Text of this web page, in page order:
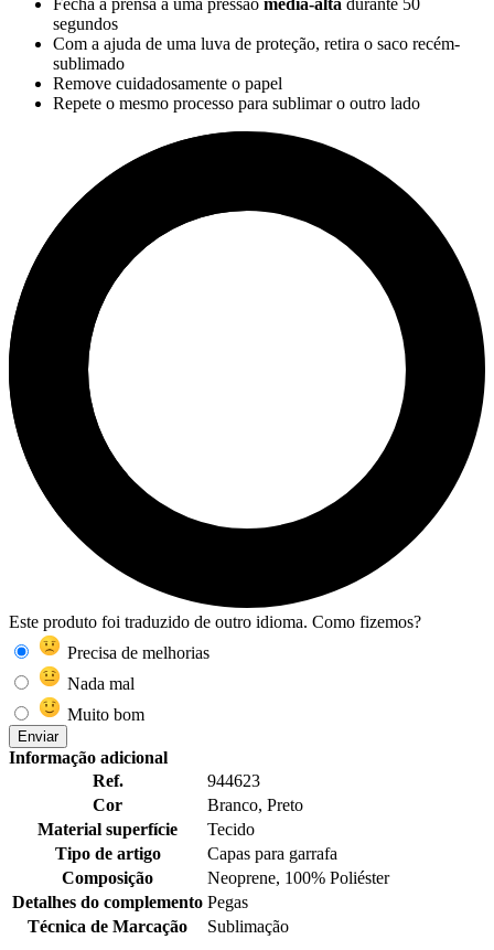
Fecha a prensa a uma pressão média-alta durante 50
segundos
Com a ajuda de uma luva de proteção, retira o saco recém-
sublimado
Remove cuidadosamente o papel
Repete o mesmo processo para sublimar o outro lado
Este produto foi traduzido de outro idioma. Como fizemos?
Precisa de melhorias
Nada mal
Muito bom
Enviar
Informação adicional
Ref.
944623
Cor
Branco, Preto
Material superfície
Tecido
Tipo de artigo
Capas para garrafa
Composição
Neoprene, 100% Poliéster
Detalhes do complemento Pegas
Técnica de Marcação
Sublimação